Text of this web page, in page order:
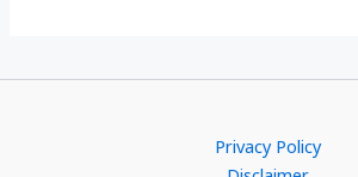
Privacy Policy